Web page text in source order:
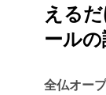
える
ールの
全仏オー